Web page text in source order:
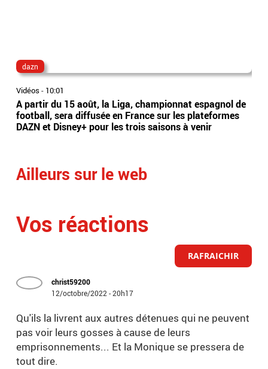
dazn
Vidéos - 10:01
A partir du 15 août, la Liga, championnat espagnol de
football, sera diffusée en France sur les plateformes
DAZN et Disney+ pour les trois saisons à venir
Ailleurs sur le web
Vos réactions
RAFRAICHIR
christ59200
12/octobre/2022 - 20h17
Qu'ils la livrent aux autres détenues qui ne peuvent
pas voir leurs gosses à cause de leurs
emprisonnements... Et la Monique se pressera de
tout dire.